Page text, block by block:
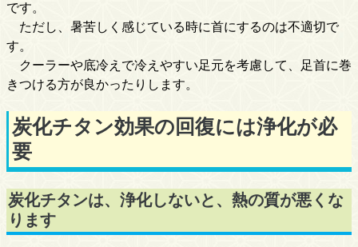
です。
ただし、暑苦しく感じている時に首にするのは不適切で
す。
クーラーや底冷えで冷えやすい足元を考慮して、足首に巻
きつける方が良かったりします。
炭化チタン効果の回復には浄化が必
要
炭化チタンは、浄化しないと、熱の質が悪くな
ります